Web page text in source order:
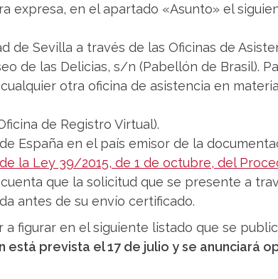
expresa, en el apartado «Asunto» el
de Sevilla a través de las Oficinas de
de las Delicias, s/n (Pabellón de Brasil).
otra oficina de asistencia en
de Registro Virtual).
España en el país emisor de la
la Ley 39/2015, de 1 de octubre, del
que la solicitud que se presente a
antes de su envío certificado.
figurar en el siguiente listado que se
está prevista el 17 de julio y se anunciará